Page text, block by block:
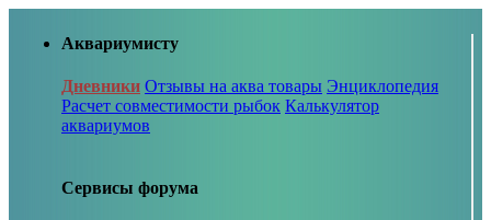
Аквариумисту
Дневники Отзывы на аква товары Энциклопедия
Расчет совместимости рыбок Калькулятор
аквариумов
Сервисы форума